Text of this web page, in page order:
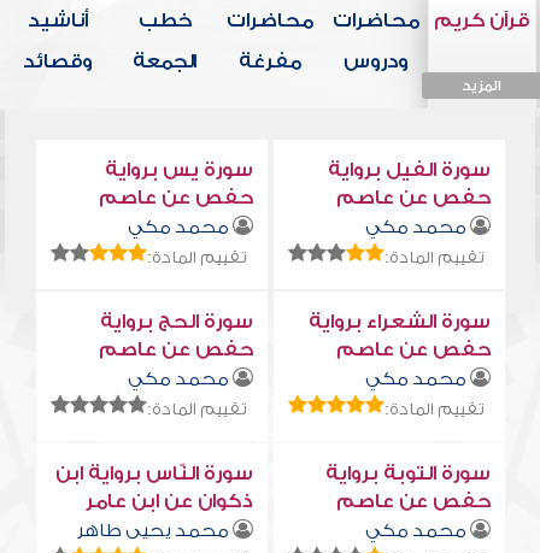
قرآن كريم
المزيد
محاضرات
ودروس
محاضرات
مفرغة
خطب
الجمعة
أناشيد
وقصائد
سورة الفيل برواية
حفص عن عاصم
محمد مكي
تقييم المادة:
سورة يس برواية
حفص عن عاصم
محمد مكي
تقييم المادة:
سورة الشعراء برواية
حفص عن عاصم
محمد مكي
تقييم المادة:
سورة الحج برواية
حفص عن عاصم
محمد مكي
تقييم المادة:
سورة التوبة برواية
حفص عن عاصم
محمد مكي
سورة النّاس برواية ابن
ذكوان عن ابن عامر
محمد يحيى طاهر